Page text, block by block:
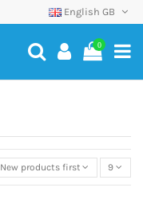
English GB
0
New products first 9